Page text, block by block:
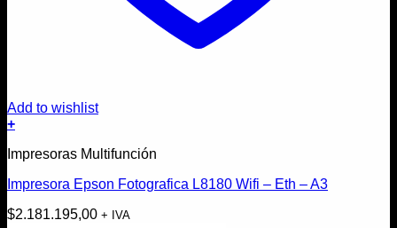
Add to wishlist
+
Impresoras Multifunción
Impresora Epson Fotografica L8180 Wifi – Eth – A3
$2.181.195,00 + IVA